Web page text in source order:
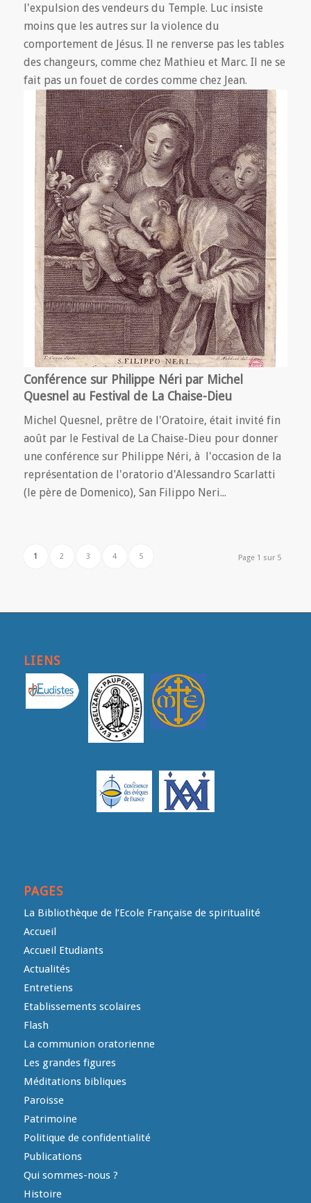
l'expulsion des vendeurs du Temple. Luc insiste
moins que les autres sur la violence du
comportement de Jésus. Il ne renverse pas les tables
des changeurs, comme chez Mathieu et Marc. Il ne se
fait pas un fouet de cordes comme chez Jean.
Conférence sur Philippe Néri par Michel
Quesnel au Festival de La Chaise-Dieu
Michel Quesnel, prêtre de l'Oratoire, était invité fin
août par le Festival de La Chaise-Dieu pour donner
une conférence sur Philippe Néri, à l'occasion de la
représentation de l'oratorio d'Alessandro Scarlatti
(le père de Domenico), San Filippo Neri...
Page 1 sur 5
1 2 3 4 5
LIENS
PAGES
La Bibliothèque de l’Ecole Française de spiritualité
Accueil
Accueil Etudiants
Actualités
Entretiens
Etablissements scolaires
Flash
La communion oratorienne
Les grandes figures
Méditations bibliques
Paroisse
Patrimoine
Politique de confidentialité
Publications
Qui sommes-nous ?
Histoire